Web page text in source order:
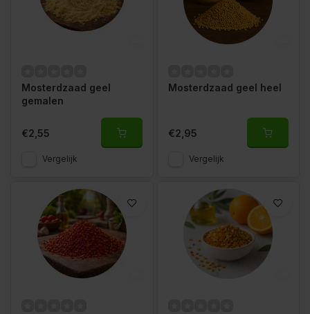
Mosterdzaad geel
gemalen
€2,55
Vergelijk
Mosterdzaad geel heel
€2,95
Vergelijk